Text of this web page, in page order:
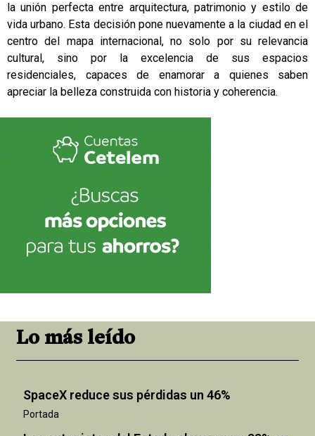
la unión perfecta entre arquitectura, patrimonio y estilo de
vida urbano. Esta decisión pone nuevamente a la ciudad en el
centro del mapa internacional, no solo por su relevancia
cultural, sino por la excelencia de sus espacios
residenciales, capaces de enamorar a quienes saben
apreciar la belleza construida con historia y coherencia.
Lo más leído
SpaceX reduce sus pérdidas un 46%
Portada